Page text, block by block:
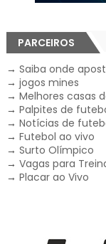
PARCEIROS
→ Saiba onde
→ jogos mines
→ Melhores casas
→ Palpites de
→ Notícias de
→ Futebol ao vivo
→ Surto Olímpico
→ Vagas para
→ Placar ao Vivo